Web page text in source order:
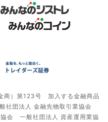
商）第123号 加入する金融商品
社団法人 金融先物取引業協会
会 一般社団法人 資産運用業協